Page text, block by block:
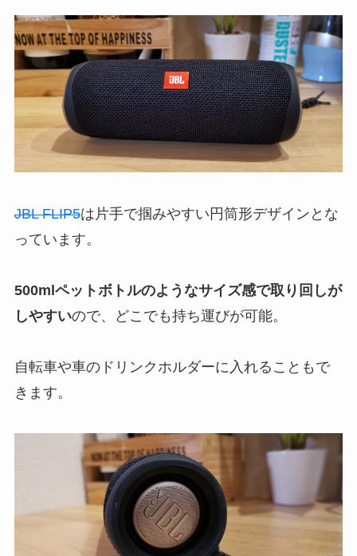
JBL FLIP5は片手で掴みやすい円筒形デザインとな
っています。
500mlペットボトルのようなサイズ感で取り回しが
しやすいので、どこでも持ち運びが可能。
自転車や車のドリンクホルダーに入れることもで
きます。